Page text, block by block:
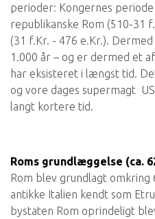
perioder: Kongernes
republikanske Rom (510-31
(31 f.Kr. - 476 e.Kr.).
1.000 år – og er dermed et
har eksisteret i længst tid.
og vore dages supermagt
langt kortere tid.
Roms grundlæggelse (ca.
Rom blev grundlagt
antikke Italien kendt som
bystaten Rom oprindeligt